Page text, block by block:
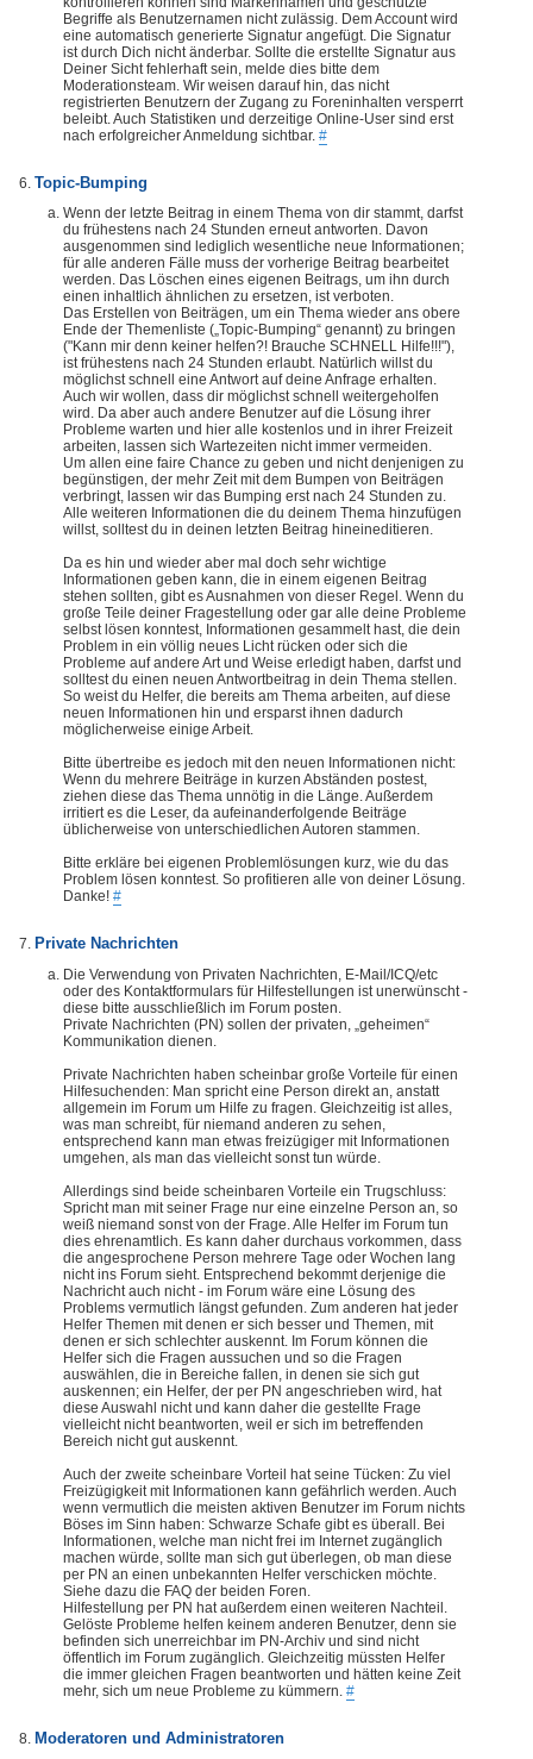
Begriffe als Benutzernamen nicht zulässig. Dem Account wird
eine automatisch generierte Signatur angefügt. Die Signatur
ist durch Dich nicht änderbar. Sollte die erstellte Signatur aus
Deiner Sicht fehlerhaft sein, melde dies bitte dem
Moderationsteam. Wir weisen darauf hin, das nicht
registrierten Benutzern der Zugang zu Foreninhalten versperrt
beleibt. Auch Statistiken und derzeitige Online-User sind erst
nach erfolgreicher Anmeldung sichtbar. #
Topic-Bumping
Wenn der letzte Beitrag in einem Thema von dir stammt, darfst
du frühestens nach 24 Stunden erneut antworten. Davon
ausgenommen sind lediglich wesentliche neue Informationen;
für alle anderen Fälle muss der vorherige Beitrag bearbeitet
werden. Das Löschen eines eigenen Beitrags, um ihn durch
einen inhaltlich ähnlichen zu ersetzen, ist verboten.
Das Erstellen von Beiträgen, um ein Thema wieder ans obere
Ende der Themenliste („Topic-Bumping“ genannt) zu bringen
("Kann mir denn keiner helfen?! Brauche SCHNELL Hilfe!!!"),
ist frühestens nach 24 Stunden erlaubt. Natürlich willst du
möglichst schnell eine Antwort auf deine Anfrage erhalten.
Auch wir wollen, dass dir möglichst schnell weitergeholfen
wird. Da aber auch andere Benutzer auf die Lösung ihrer
Probleme warten und hier alle kostenlos und in ihrer Freizeit
arbeiten, lassen sich Wartezeiten nicht immer vermeiden.
Um allen eine faire Chance zu geben und nicht denjenigen zu
begünstigen, der mehr Zeit mit dem Bumpen von Beiträgen
verbringt, lassen wir das Bumping erst nach 24 Stunden zu.
Alle weiteren Informationen die du deinem Thema hinzufügen
willst, solltest du in deinen letzten Beitrag hineineditieren.
Da es hin und wieder aber mal doch sehr wichtige
Informationen geben kann, die in einem eigenen Beitrag
stehen sollten, gibt es Ausnahmen von dieser Regel. Wenn du
große Teile deiner Fragestellung oder gar alle deine Probleme
selbst lösen konntest, Informationen gesammelt hast, die dein
Problem in ein völlig neues Licht rücken oder sich die
Probleme auf andere Art und Weise erledigt haben, darfst und
solltest du einen neuen Antwortbeitrag in dein Thema stellen.
So weist du Helfer, die bereits am Thema arbeiten, auf diese
neuen Informationen hin und ersparst ihnen dadurch
möglicherweise einige Arbeit.
Bitte übertreibe es jedoch mit den neuen Informationen nicht:
Wenn du mehrere Beiträge in kurzen Abständen postest,
ziehen diese das Thema unnötig in die Länge. Außerdem
irritiert es die Leser, da aufeinanderfolgende Beiträge
üblicherweise von unterschiedlichen Autoren stammen.
Bitte erkläre bei eigenen Problemlösungen kurz, wie du das
Problem lösen konntest. So profitieren alle von deiner Lösung.
Danke! #
Private Nachrichten
Die Verwendung von Privaten Nachrichten, E-Mail/ICQ/etc
oder des Kontaktformulars für Hilfestellungen ist unerwünscht -
diese bitte ausschließlich im Forum posten.
Private Nachrichten (PN) sollen der privaten, „geheimen“
Kommunikation dienen.
Private Nachrichten haben scheinbar große Vorteile für einen
Hilfesuchenden: Man spricht eine Person direkt an, anstatt
allgemein im Forum um Hilfe zu fragen. Gleichzeitig ist alles,
was man schreibt, für niemand anderen zu sehen,
entsprechend kann man etwas freizügiger mit Informationen
umgehen, als man das vielleicht sonst tun würde.
Allerdings sind beide scheinbaren Vorteile ein Trugschluss:
Spricht man mit seiner Frage nur eine einzelne Person an, so
weiß niemand sonst von der Frage. Alle Helfer im Forum tun
dies ehrenamtlich. Es kann daher durchaus vorkommen, dass
die angesprochene Person mehrere Tage oder Wochen lang
nicht ins Forum sieht. Entsprechend bekommt derjenige die
Nachricht auch nicht - im Forum wäre eine Lösung des
Problems vermutlich längst gefunden. Zum anderen hat jeder
Helfer Themen mit denen er sich besser und Themen, mit
denen er sich schlechter auskennt. Im Forum können die
Helfer sich die Fragen aussuchen und so die Fragen
auswählen, die in Bereiche fallen, in denen sie sich gut
auskennen; ein Helfer, der per PN angeschrieben wird, hat
diese Auswahl nicht und kann daher die gestellte Frage
vielleicht nicht beantworten, weil er sich im betreffenden
Bereich nicht gut auskennt.
Auch der zweite scheinbare Vorteil hat seine Tücken: Zu viel
Freizügigkeit mit Informationen kann gefährlich werden. Auch
wenn vermutlich die meisten aktiven Benutzer im Forum nichts
Böses im Sinn haben: Schwarze Schafe gibt es überall. Bei
Informationen, welche man nicht frei im Internet zugänglich
machen würde, sollte man sich gut überlegen, ob man diese
per PN an einen unbekannten Helfer verschicken möchte.
Siehe dazu die FAQ der beiden Foren.
Hilfestellung per PN hat außerdem einen weiteren Nachteil.
Gelöste Probleme helfen keinem anderen Benutzer, denn sie
befinden sich unerreichbar im PN-Archiv und sind nicht
öffentlich im Forum zugänglich. Gleichzeitig müssten Helfer
die immer gleichen Fragen beantworten und hätten keine Zeit
mehr, sich um neue Probleme zu kümmern. #
Moderatoren und Administratoren